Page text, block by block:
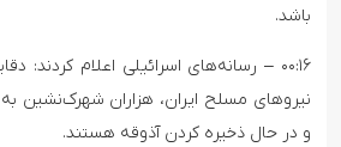
باشد.
۰۰:۱۶ – رسانه‌های اسرائیلی اعلام
نیروهای مسلح ایران، هزاران شهرک‌نشین
و در حال ذخیره کردن آذوقه هستند.